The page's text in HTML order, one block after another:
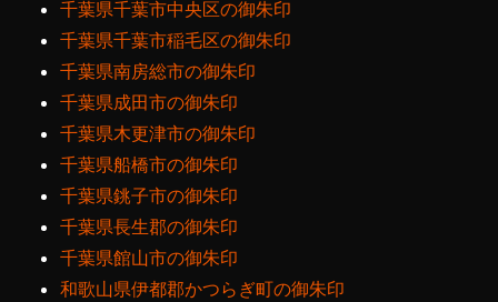
千葉県千葉市中央区の御朱印
千葉県千葉市稲毛区の御朱印
千葉県南房総市の御朱印
千葉県成田市の御朱印
千葉県木更津市の御朱印
千葉県船橋市の御朱印
千葉県銚子市の御朱印
千葉県長生郡の御朱印
千葉県館山市の御朱印
和歌山県伊都郡かつらぎ町の御朱印